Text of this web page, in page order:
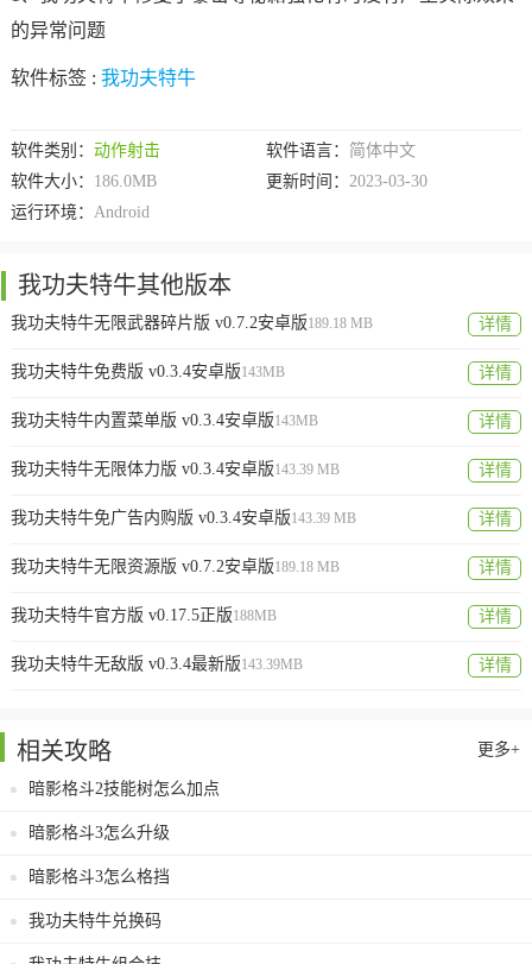
的异常问题
软件标签 : 我功夫特牛
软件类别： 动作射击 软件语言： 简体中文
软件大小： 186.0MB 更新时间： 2023-03-30
运行环境： Android
我功夫特牛其他版本
我功夫特牛无限武器碎片版 v0.7.2安卓版189.18 MB 详情
我功夫特牛免费版 v0.3.4安卓版143MB 详情
我功夫特牛内置菜单版 v0.3.4安卓版143MB 详情
我功夫特牛无限体力版 v0.3.4安卓版143.39 MB 详情
我功夫特牛免广告内购版 v0.3.4安卓版143.39 MB 详情
我功夫特牛无限资源版 v0.7.2安卓版189.18 MB 详情
我功夫特牛官方版 v0.17.5正版188MB 详情
我功夫特牛无敌版 v0.3.4最新版143.39MB 详情
相关攻略 更多+
暗影格斗2技能树怎么加点
暗影格斗3怎么升级
暗影格斗3怎么格挡
我功夫特牛兑换码